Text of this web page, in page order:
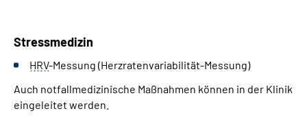
Stressmedizin
HRV-Messung (Herzratenvariabilität-Messung)
Auch notfallmedizinische Maßnahmen können in der Klinik
eingeleitet werden.